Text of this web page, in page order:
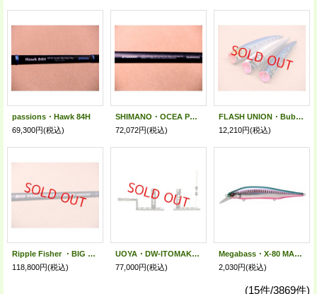
passions・Hawk 84H
69,300円(税込)
SHIMANO・OCEA PLUGGER BG BLUEFIN TUNA S70XXXH
72,072円(税込)
FLASH UNION・Bubble Artist 180
12,210円(税込)
Ripple Fisher ・BIG TUNA 87AS JAPAN Special
118,800円(税込)
UOYA・DW-ITOMAKI KOJO- 糸巻工場 IK700BASE
77,000円(税込)
Megabass・X-80 MAGNUM/GG BAYSIDE GREEN PB
2,030円(税込)
(15件/3869件)